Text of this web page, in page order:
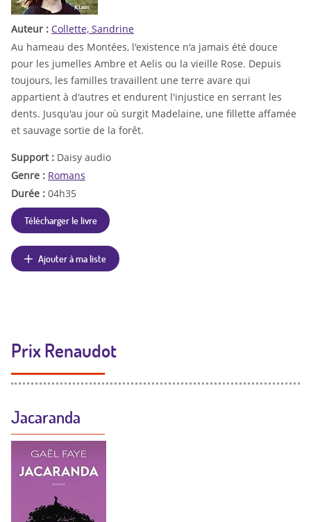
Auteur : Collette, Sandrine
Au hameau des Montées, l'existence n'a jamais été douce
pour les jumelles Ambre et Aelis ou la vieille Rose. Depuis
toujours, les familles travaillent une terre avare qui
appartient à d'autres et endurent l'injustice en serrant les
dents. Jusqu'au jour où surgit Madelaine, une fillette affamée
et sauvage sortie de la forêt.
Support : Daisy audio
Genre : Romans
Durée : 04h35
Télécharger le livre
Ajouter à ma liste
Prix Renaudot
Jacaranda